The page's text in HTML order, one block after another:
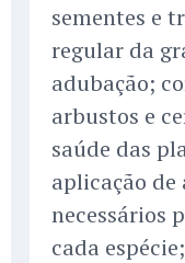
sementes e
regular da
adubação;
arbustos e
saúde das
aplicação
necessários
cada